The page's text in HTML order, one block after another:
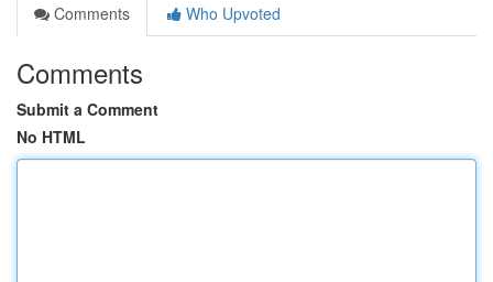
Comments
Who Upvoted
Comments
Submit a Comment
No HTML